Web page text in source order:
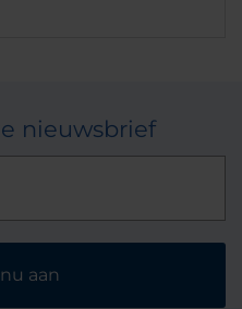
nieuwsbrief
aan